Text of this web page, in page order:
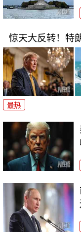
惊天大反转！特
最热